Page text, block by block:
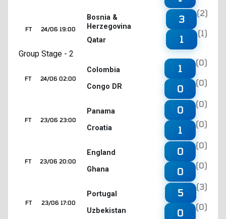
24/06 19:00
FT
Bosnia &
Herzegovina
Qatar
3
(2)
1
(1)
Group Stage - 2
24/06 02:00
FT
Colombia
Congo DR
1
(0)
0
(0)
23/06 23:00
FT
Panama
Croatia
0
(0)
1
(0)
23/06 20:00
FT
England
Ghana
0
(0)
0
(0)
23/06 17:00
FT
Portugal
Uzbekistan
5
(3)
0
(0)